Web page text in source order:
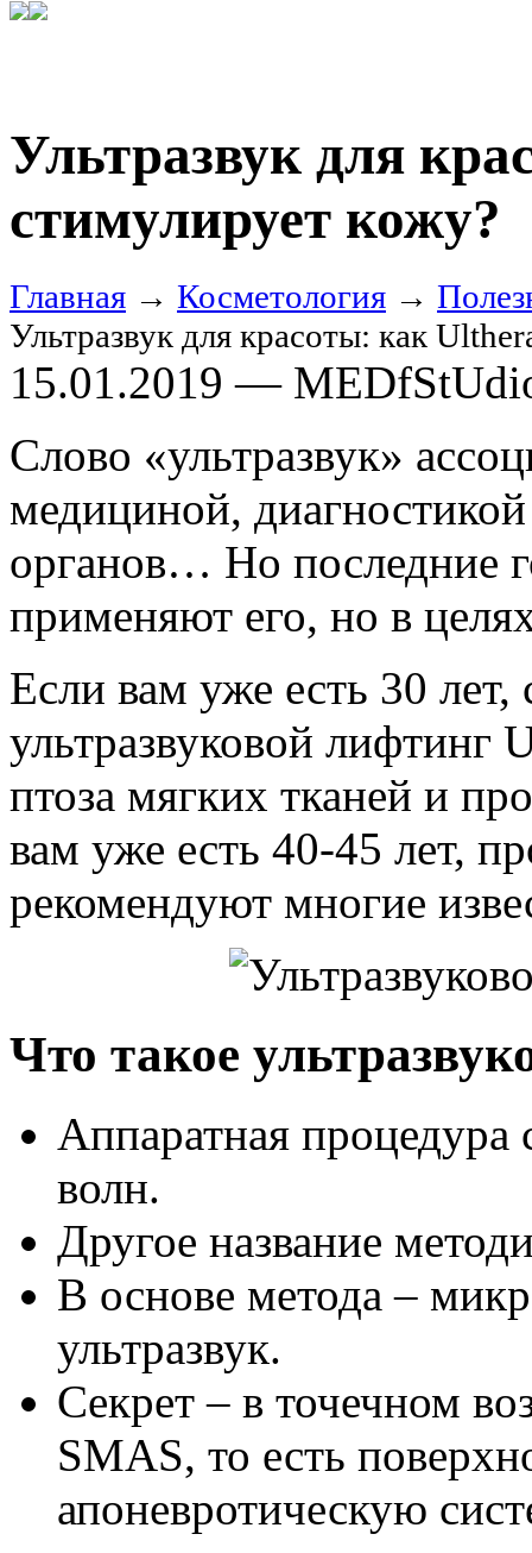
Ультразвук для
стимулирует кожу?
Главная → Косметология →
Ультразвук для красоты: как
15.01.2019 —
Слово «ультразвук»
медициной,
органов… Но последние
применяют его, но в
Если вам уже есть 30 лет,
ультразвуковой лифтинг
птоза мягких тканей и
вам уже есть 40-45 лет,
рекомендуют многие
Что такое
Аппаратная процедура
волн.
Другое название
В основе метода –
ультразвук.
Секрет – в точечном
SMAS, то есть
апоневротическую